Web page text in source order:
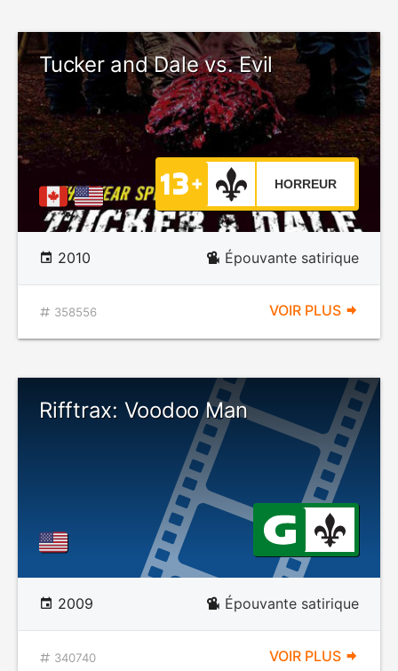
Tucker and Dale vs. Evil
HORREUR
2010 Épouvante satirique
358556 VOIR PLUS
Rifftrax: Voodoo Man
2009 Épouvante satirique
340740 VOIR PLUS